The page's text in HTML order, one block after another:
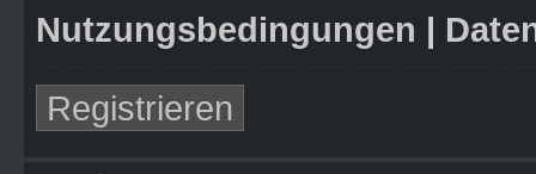
Nutzungsbedingungen |
Registrieren